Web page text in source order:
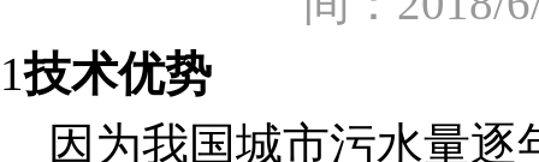
1技术优势
因为我国城市污水量逐